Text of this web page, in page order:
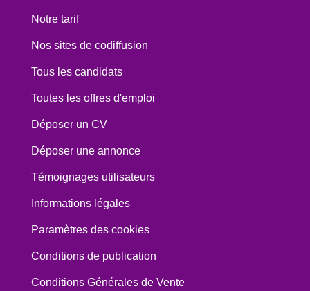
Notre tarif
Nos sites de codiffusion
Tous les candidats
Toutes les offres d'emploi
Déposer un CV
Déposer une annonce
Témoignages utilisateurs
Informations légales
Paramètres des cookies
Conditions de publication
Conditions Générales de Vente